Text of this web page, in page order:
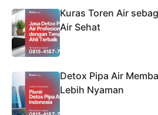
Kuras Toren Air
Air Sehat
Detox Pipa Air
Lebih Nyaman